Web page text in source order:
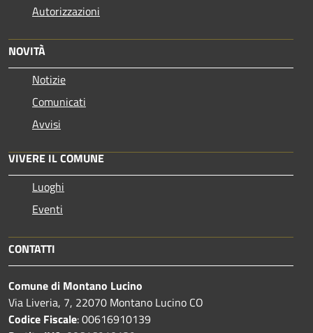
Autorizzazioni
NOVITÀ
Notizie
Comunicati
Avvisi
VIVERE IL COMUNE
Luoghi
Eventi
CONTATTI
Comune di Montano Lucino
Via Liveria, 7, 22070 Montano Lucino CO
Codice Fiscale: 00616910139